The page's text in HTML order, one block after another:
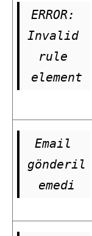
ERROR:
Invalid
rule
element
Email
gönderil
emedi